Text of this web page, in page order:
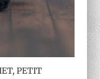
PETIT